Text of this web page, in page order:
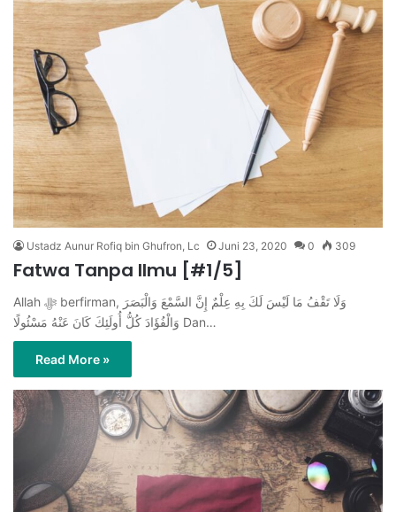
Ustadz Aunur Rofiq bin Ghufron, Lc Juni 23, 2020 0 309
Fatwa Tanpa Ilmu [#1/5]
Allah ﷻ berfirman, وَلَا تَقْفُ مَا لَيْسَ لَكَ بِهِ عِلْمٌ إِنَّ السَّمْعَ وَالْبَصَرَ
وَالْفُؤَادَ كُلُّ أُولَئِكَ كَانَ عَنْهُ مَسْئُولًا Dan…
Read More »